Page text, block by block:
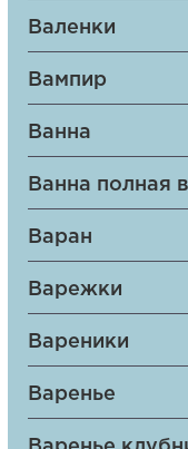
Валенки
Вампир
Ванна
Ванна полная
Варан
Варежки
Вареники
Варенье